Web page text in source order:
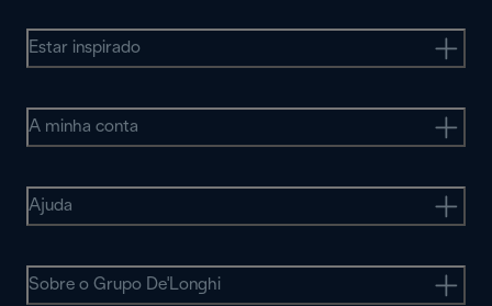
Estar inspirado
A minha conta
Ajuda
Sobre o Grupo De'Longhi